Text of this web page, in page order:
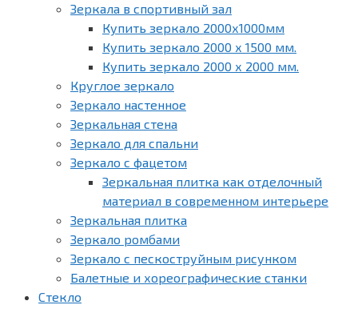
Зеркала в спортивный зал
Купить зеркало 2000х1000мм
Купить зеркало 2000 х 1500 мм.
Купить зеркало 2000 х 2000 мм.
Круглое зеркало
Зеркало настенное
Зеркальная стена
Зеркало для спальни
Зеркало с фацетом
Зеркальная плитка как отделочный
материал в современном интерьере
Зеркальная плитка
Зеркало ромбами
Зеркало с пескоструйным рисунком
Балетные и хореографические станки
Стекло